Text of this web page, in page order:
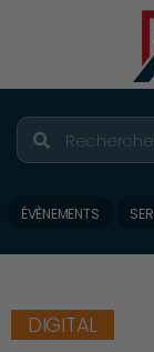
ÉVÈNEMENTS
DIGITAL